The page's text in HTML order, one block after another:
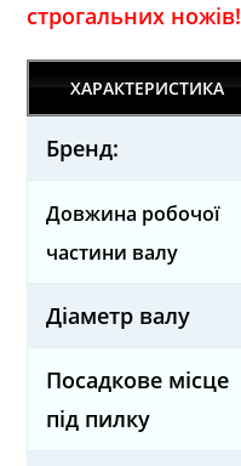
строгальних ножів!
ХАРАКТЕРИСТИКА
Бренд:
Довжина робочої
частини валу
Діаметр валу
Посадкове місце
під пилку